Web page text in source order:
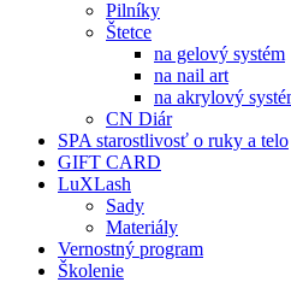
Pilníky
Štetce
na gelový systém
na nail art
na akrylový
CN Diár
SPA starostlivosť o ruky a telo
GIFT CARD
LuXLash
Sady
Materiály
Vernostný program
Školenie